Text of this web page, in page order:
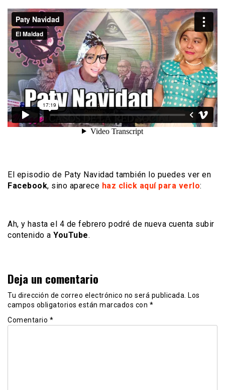
El episodio de Paty Navidad también lo puedes ver en
Facebook, sino aparece haz click aquí para verlo:
Ah, y hasta el 4 de febrero podré de nueva cuenta subir
contenido a YouTube.
Deja un comentario
Tu dirección de correo electrónico no será publicada.
Los
campos obligatorios están marcados con *
Comentario *